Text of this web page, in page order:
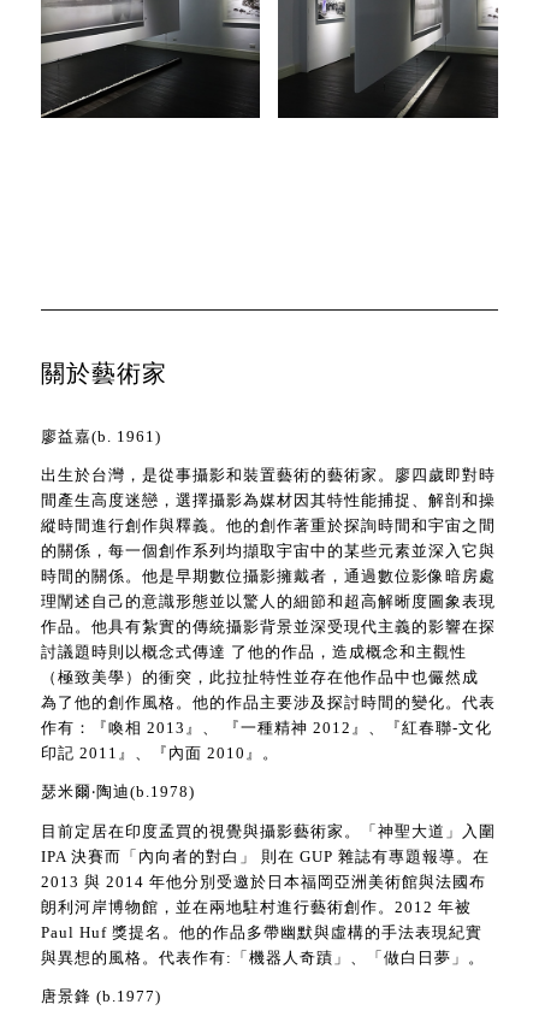
關於藝術家
廖益嘉(b. 1961)
出生於台灣，是從事攝影和裝置藝術的藝術家。廖四歲即對時
間產生高度迷戀，選擇攝影為媒材因其特性能捕捉、解剖和操
縱時間進行創作與釋義。他的創作著重於探詢時間和宇宙之間
的關係，每一個創作系列均擷取宇宙中的某些元素並深入它與
時間的關係。他是早期數位攝影擁戴者，通過數位影像暗房處
理闡述自己的意識形態並以驚人的細節和超高解晰度圖象表現
作品。他具有紮實的傳統攝影背景並深受現代主義的影響在探
討議題時則以概念式傳達 了他的作品，造成概念和主觀性
（極致美學）的衝突，此拉扯特性並存在他作品中也儼然成
為了他的創作風格。他的作品主要涉及探討時間的變化。代表
作有：『喚相 2013』、 『一種精神 2012』、『紅春聯-文化
印記 2011』、『內面 2010』。
瑟米爾‧陶迪(b.1978)
目前定居在印度孟買的視覺與攝影藝術家。「神聖大道」入圍
IPA 決賽而「內向者的對白」 則在 GUP 雜誌有專題報導。在
2013 與 2014 年他分別受邀於日本福岡亞洲美術館與法國布
朗利河岸博物館，並在兩地駐村進行藝術創作。2012 年被
Paul Huf 獎提名。他的作品多帶幽默與虛構的手法表現紀實
與異想的風格。代表作有:「機器人奇蹟」、「做白日夢」。
唐景鋒 (b.1977)